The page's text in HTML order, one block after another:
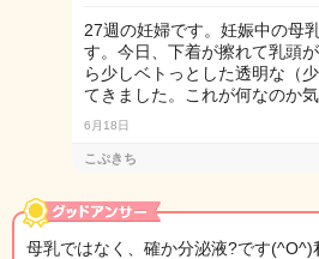
27週の妊婦です。妊娠中の母
す。今日、下着が擦れて乳頭
ら少しベトっとした透明な（
てきました。これが何なのか
6月18日
こぷきち
母乳ではなく、確か分泌液?です(^O^)